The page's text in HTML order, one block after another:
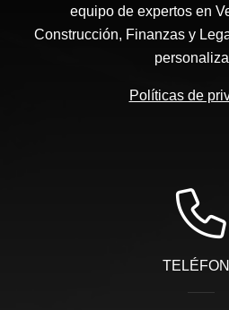
equipo de expertos en
Construcción, Finanzas y
Políticas de